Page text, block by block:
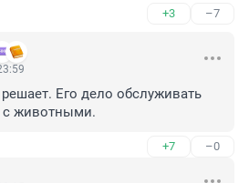
+3 –7
Его дело обслуживать
с животными.
+7 –0